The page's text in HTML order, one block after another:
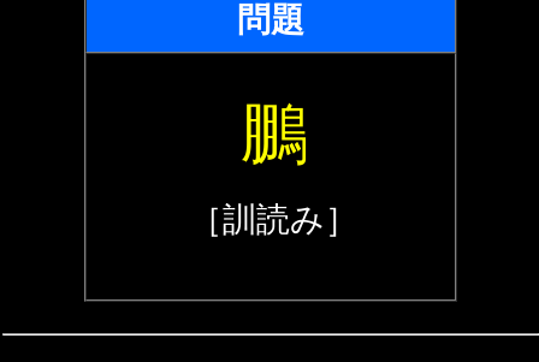
問題
鵬
［訓読み］